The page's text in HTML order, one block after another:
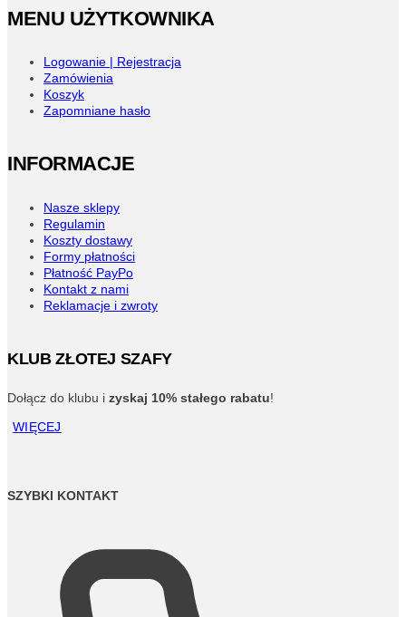
produktu
MENU UŻYTKOWNIKA
Logowanie | Rejestracja
Zamówienia
Koszyk
Zapomniane hasło
INFORMACJE
Nasze sklepy
Regulamin
Koszty dostawy
Formy płatności
Płatność PayPo
Kontakt z nami
Reklamacje i zwroty
KLUB ZŁOTEJ SZAFY
Dołącz do klubu i zyskaj 10% stałego rabatu!
WIĘCEJ
SZYBKI KONTAKT